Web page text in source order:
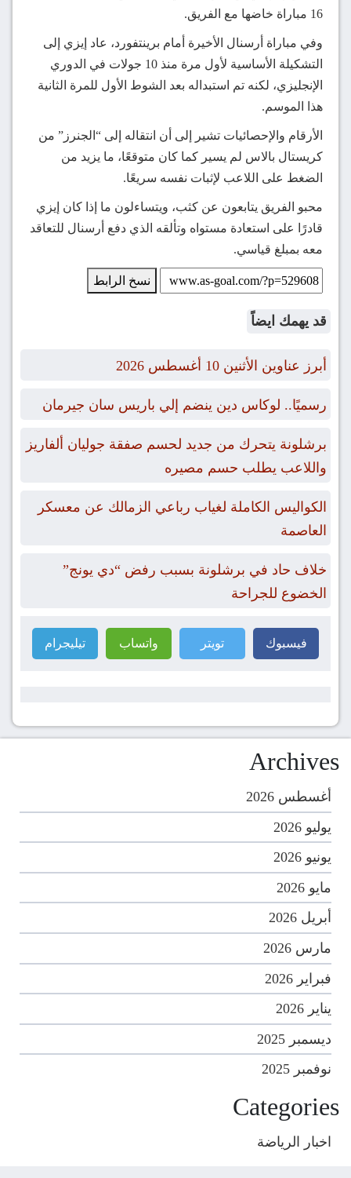
16 مباراة خاضها مع الفريق.
وفي مباراة أرسنال الأخيرة أمام برينتفورد، عاد إيزي إلى
التشكيلة الأساسية لأول مرة منذ 10 جولات في الدوري
الإنجليزي، لكنه تم استبداله بعد الشوط الأول للمرة الثانية
هذا الموسم.
الأرقام والإحصائيات تشير إلى أن انتقاله إلى “الجنرز” من
كريستال بالاس لم يسير كما كان متوقعًا، ما يزيد من
الضغط على اللاعب لإثبات نفسه سريعًا.
محبو الفريق يتابعون عن كثب، ويتساءلون ما إذا كان إيزي
قادرًا على استعادة مستواه وتألقه الذي دفع أرسنال للتعاقد
معه بمبلغ قياسي.
نسخ الرابط
قد يهمك ايضاً
أبرز عناوين الأثنين 10 أغسطس 2026
رسميًا.. لوكاس دين ينضم إلي باريس سان جيرمان
برشلونة يتحرك من جديد لحسم صفقة جوليان ألفاريز
واللاعب يطلب حسم مصيره
الكواليس الكاملة لغياب رباعي الزمالك عن معسكر
العاصمة
خلاف حاد في برشلونة بسبب رفض “دي يونج”
الخضوع للجراحة
فيسبوك تويتر واتساب تيليجرام
Archives
أغسطس 2026
يوليو 2026
يونيو 2026
مايو 2026
أبريل 2026
مارس 2026
فبراير 2026
يناير 2026
ديسمبر 2025
نوفمبر 2025
Categories
اخبار الرياضة